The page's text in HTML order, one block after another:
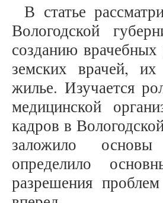
В статье
Вологодской
созданию врачебных
земских врачей, их
жилье. Изучается
медицинской
кадров в
заложило
определило
разрешения